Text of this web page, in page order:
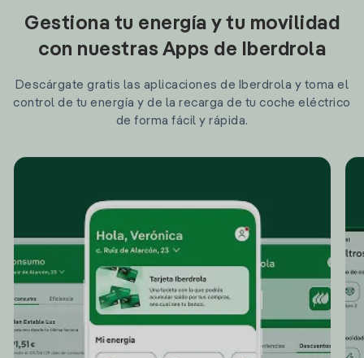
Gestiona tu energía y tu movilidad
con nuestras Apps de Iberdrola
Descárgate gratis las aplicaciones de Iberdrola y toma el
control de tu energía y de la recarga de tu coche eléctrico
de forma fácil y rápida.